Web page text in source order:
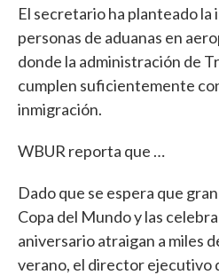
El secretario ha planteado
personas de aduanas en
donde la administración de
cumplen suficientemente
inmigración.
WBUR reporta que …
Dado que se espera que
Copa del Mundo y las
aniversario atraigan a miles
verano, el director ejecutivo